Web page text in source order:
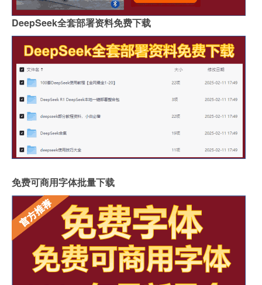
DeepSeek全套部署资料免费下载
免费可商用字体批量下载